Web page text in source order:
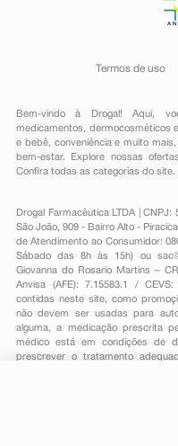
Termos de uso
Bem-vindo à Drogal! Aqui,
medicamentos , dermocosméticos
e bebê, conveniênciae muito mais,
bem-estar. Explore nossas
Confira todas as categorias do site.
Drogal Farmacêutica LTDA | CNPJ:
São João, 909 - Bairro Alto -
de Atendimento ao Consumidor:
Sábado das 8h às 15h) ou
Giovanna do Rosario Martins –
Anvisa (AFE): 7.15583.1 / CEVS:
contidas neste site, como
não devem ser usadas para
alguma, a medicação prescrita
médico está em condições de
prescrever o tratamento